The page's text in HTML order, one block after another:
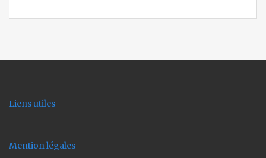
Liens utiles
Mention légales